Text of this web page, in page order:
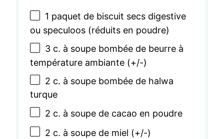
1 paquet de biscuit secs digestive
ou speculoos (réduits en poudre)
3c. à soupe bombée de beurre à
température ambiante (+/-)
2 c. à soupe bombée de halwa
turque
2 c. à soupe de cacao en poudre
2 c. à soupe de miel (+/-)